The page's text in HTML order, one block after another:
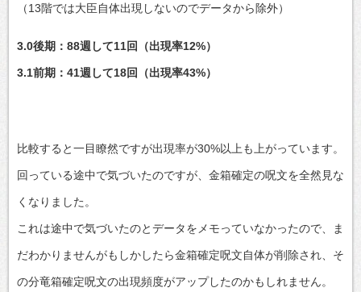
（13階では大臣自体出現しないのでデータから除外）
3.0後期：88週して11回（出現率12%）
3.1前期：41週して18回（出現率43%）
比較すると一目瞭然ですが出現率が30%以上も上がっています。
回っている途中で気づいたのですが、金箱確定の呪文を全然見な
くなりました。
これは途中で気づいたのとデータをメモっていなかったので、ま
だわかりませんがもしかしたら金箱確定呪文自体が削除され、そ
の分竜箱確定呪文の出現頻度がアップしたのかもしれません。